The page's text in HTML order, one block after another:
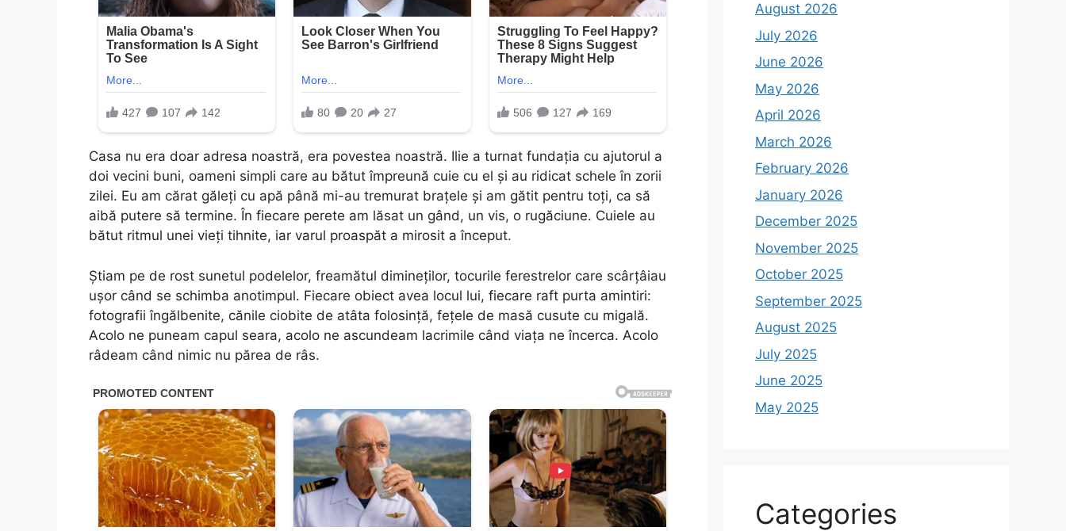
Casa nu era doar adresa noastră, era povestea noastră. Ilie a turnat fundația cu ajutorul a
doi vecini buni, oameni simpli care au bătut împreună cuie cu el și au ridicat schele în zorii
zilei. Eu am cărat găleți cu apă până mi-au tremurat brațele și am gătit pentru toți, ca să
aibă putere să termine. În fiecare perete am lăsat un gând, un vis, o rugăciune. Cuiele au
bătut ritmul unei vieți tihnite, iar varul proaspăt a mirosit a început.
Știam pe de rost sunetul podelelor, freamătul dimineților, tocurile ferestrelor care scârțâiau
ușor când se schimba anotimpul. Fiecare obiect avea locul lui, fiecare raft purta amintiri:
fotografii îngălbenite, cănile ciobite de atâta folosință, fețele de masă cusute cu migală.
Acolo ne puneam capul seara, acolo ne ascundeam lacrimile când viața ne încerca. Acolo
râdeam când nimic nu părea de râs.
August 2026
July 2026
June 2026
May 2026
April 2026
March 2026
February 2026
January 2026
December 2025
November 2025
October 2025
September 2025
August 2025
July 2025
June 2025
May 2025
Categories